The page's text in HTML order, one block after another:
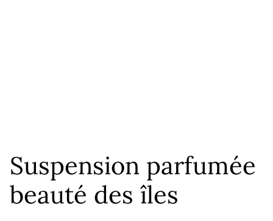
Suspension parfumée
beauté des îles